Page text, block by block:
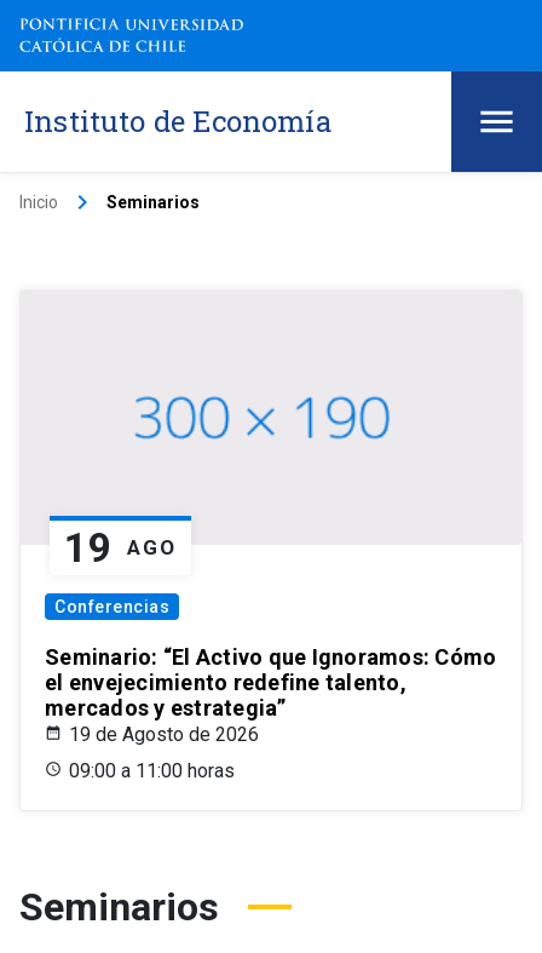
Instituto de Economía
Inicio keyboard_arrow_right Seminarios
19 AGO
Conferencias
Seminario: “El Activo que Ignoramos: Cómo
el envejecimiento redefine talento,
mercados y estrategia”
19 de Agosto de 2026
09:00 a 11:00 horas
Seminarios